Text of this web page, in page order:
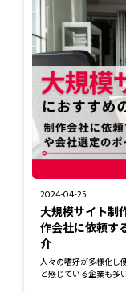
2024-04-25
大規模サイト制
作会社に依頼す
介
人々の嗜好が多様化し
と感じている企業も多